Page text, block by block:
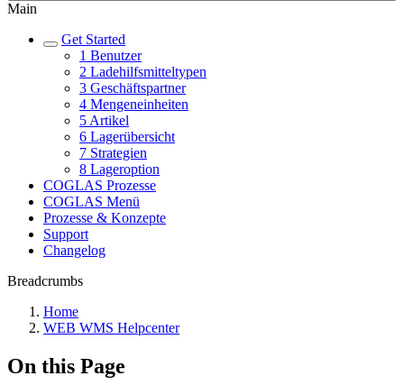
Main
Get Started
1 Benutzer
2 Ladehilfsmitteltypen
3 Geschäftspartner
4 Mengeneinheiten
5 Artikel
6 Lagerübersicht
7 Strategien
8 Lageroption
COGLAS Prozesse
COGLAS Menü
Prozesse & Konzepte
Support
Changelog
Breadcrumbs
Home
WEB WMS Helpcenter
On this Page